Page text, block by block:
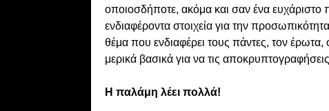
οποιοσδήποτε, ακόμα και σαν ένα
ενδιαφέροντα στοιχεία για την
θέμα που ενδιαφέρει τους πάντες, τον
μερικά βασικά για να τις
Η παλάμη λέει πολλά!